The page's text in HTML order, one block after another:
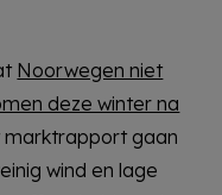
Noorwegen niet
deze winter na
marktrapport gaan
wind en lage